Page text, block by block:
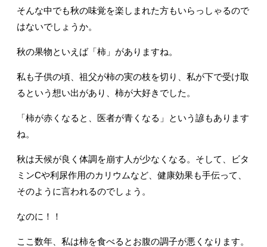
そんな中でも秋の味覚を楽しまれた方もいらっしゃるので
はないでしょうか。
秋の果物といえば「柿」がありますね。
私も子供の頃、祖父が柿の実の枝を切り、私が下で受け取
るという想い出があり、柿が大好きでした。
「柿が赤くなると、医者が青くなる」という諺もあります
ね。
秋は天候が良く体調を崩す人が少なくなる。そして、ビタ
ミンCや利尿作用のカリウムなど、健康効果も手伝って、
そのように言われるのでしょう。
なのに！！
ここ数年、私は柿を食べるとお腹の調子が悪くなります。